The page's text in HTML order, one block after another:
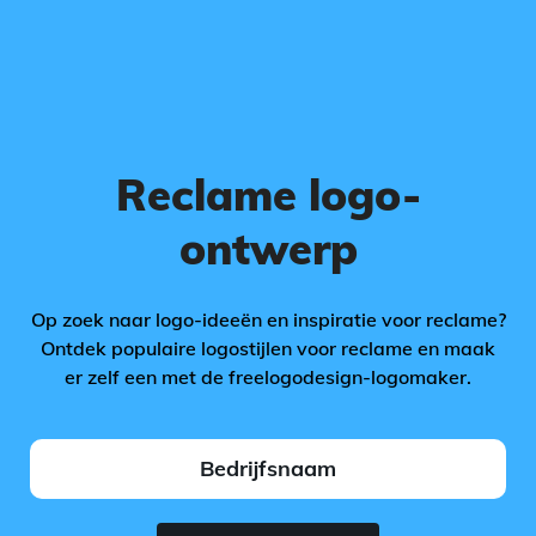
Reclame logo-
ontwerp
Op zoek naar logo-ideeën en inspiratie voor reclame?
Ontdek populaire logostijlen voor reclame en maak
er zelf een met de freelogodesign-logomaker.